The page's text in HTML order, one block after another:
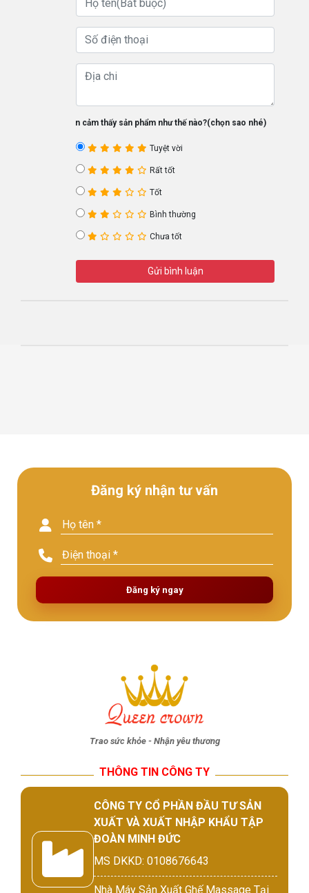
Bạn cảm thấy sản phẩm như thế nào?(chọn sao nhé)
Tuyệt vời
Rất tốt
Tốt
Bình thường
Chưa tốt
Gửi bình luận
Đăng ký nhận tư vấn
Đăng ký ngay
Trao sức khỏe - Nhận yêu thương
THÔNG TIN CÔNG TY
CÔNG TY CỔ PHẦN ĐẦU TƯ SẢN
XUẤT VÀ XUẤT NHẬP KHẨU TẬP
ĐOÀN MINH ĐỨC
MS DKKD: 0108676643
Nhà Máy Sản Xuất Ghế Massage Tại